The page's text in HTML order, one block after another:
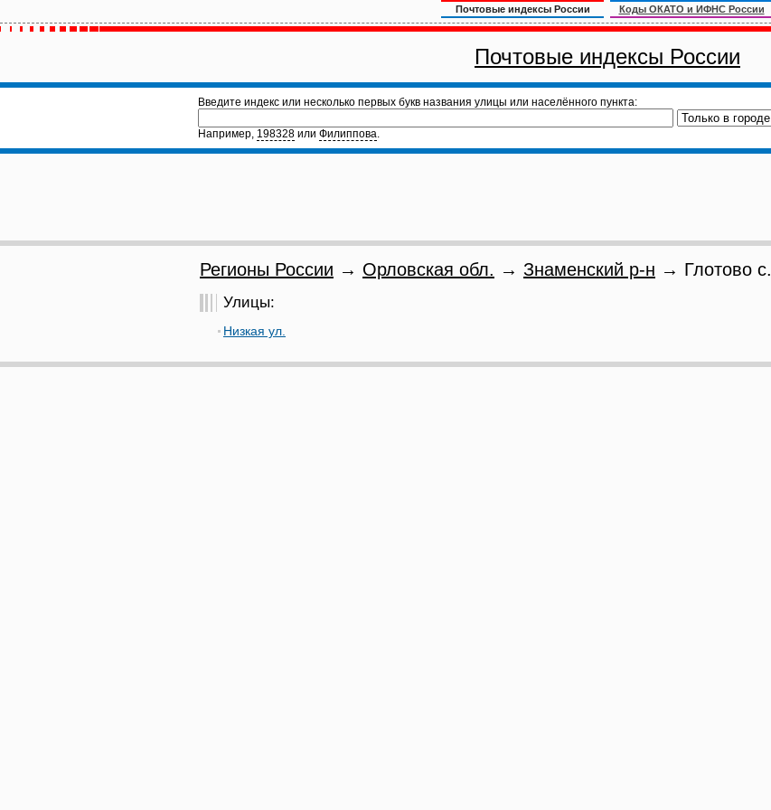
Почтовые индексы России Коды ОКАТО и ИФНС России
Почтовые индексы России
Введите индекс или несколько первых букв названия улицы или населённого пункта:
Например, 198328 или Филиппова.
Регионы России → Орловская обл. → Знаменский р-н → Глотово с.
Улицы:
Низкая ул.